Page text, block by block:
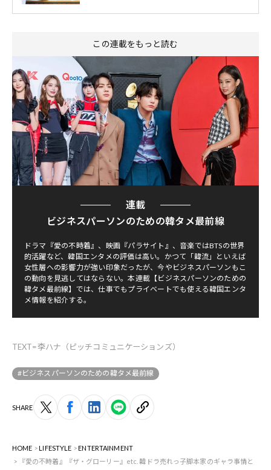
この連載をもっと読む
連載
ビジネスパーソンのための韓タメ最前線
ドラマ『愛の不時着』、映画『パラサイト』、音楽ではBTSの世界
的活躍など、韓国エンタメの評価は高い。かつて「韓流」といえば
女性層への影響力が強い印象だったが、今やビジネスパーソンもこ
の動向を見逃してはならない。本連載【ビジネスパーソンのための
韓タメ最前線】では、仕事でもプライベートでも使える韓国エンタ
メ情報を紹介する。
TEXT=李ハナ（ピッチコミュニケーションズ）
#ビジネスパーソンのための韓タメ最前線
SHARE
HOME LIFESTYLE
ENTERTAINMENT
『愛の不時着』『ザ・グローリー』etc. 韓ドラ売れっ子脚本家のギャラ事情と